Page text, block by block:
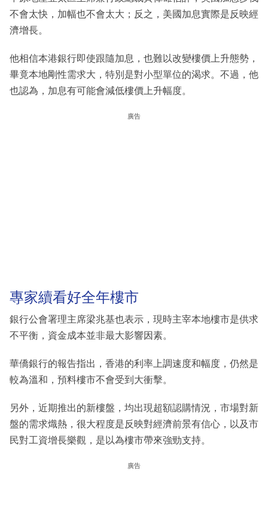
不會太快，加幅也不會太大；反之，美國加息實際是反映經
濟增長。
他相信本港銀行即使跟隨加息，也難以改變樓價上升態勢，
畢竟本地剛性需求大，特別是對小型單位的渴求。不過，他
也認為，加息有可能會減低樓價上升幅度。
廣告
專家續看好全年樓市
銀行公會署理主席梁兆基也表示，現時主宰本地樓市是供求
不平衡，資金成本並非最大影響因素。
華僑銀行的報告指出，香港的利率上調速度和幅度，仍然是
較為溫和，預料樓市不會受到大衝擊。
另外，近期推出的新樓盤，均出現超額認購情況，市場對新
盤的需求熾熱，很大程度是反映對經濟前景有信心，以及市
民對工資增長樂觀，是以為樓市帶來強勁支持。
廣告